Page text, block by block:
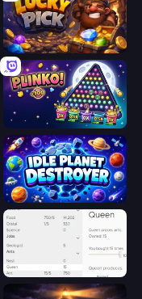
Lucky Pick
PLINKO!
Idle Planet Destroyer
Idle Ants